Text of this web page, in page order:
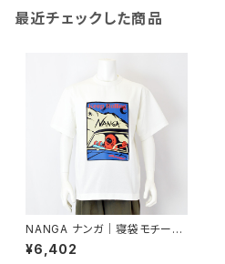
最近チェックした商品
NANGA ナンガ｜寝袋モチーフ
デザイン半袖Tシャツ｜エコハ
イブリッド キープローリング T
¥6,402